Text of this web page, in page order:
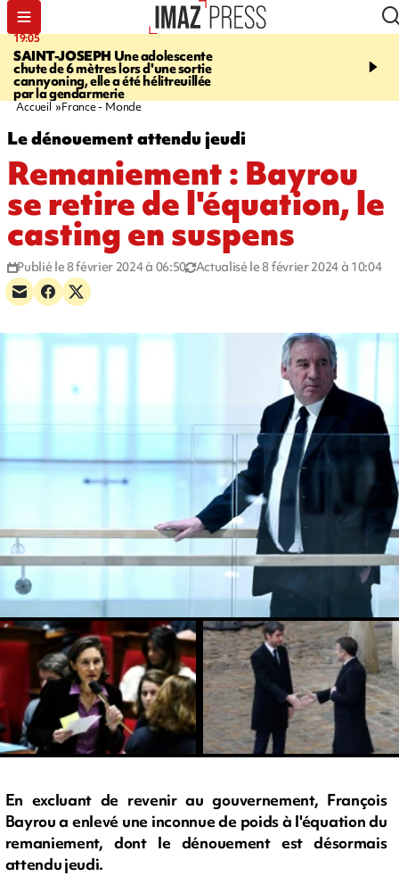
19:05
SAINT-JOSEPH Une adolescente
chute de 6 mètres lors d'une sortie
cannyoning, elle a été hélitreuillée
par la gendarmerie
20:44
rouée de coups,
Accueil France - Monde
Le dénouement attendu jeudi
Remaniement : Bayrou
se retire de l'équation, le
casting en suspens
Publié le 8 février 2024 à 06:50 Actualisé le 8 février 2024 à 10:04
En excluant de revenir au gouvernement, François
Bayrou a enlevé une inconnue de poids à l'équation du
remaniement, dont le dénouement est désormais
attendu jeudi.